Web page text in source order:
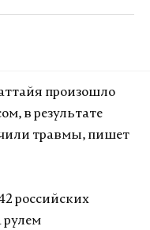
произошло
в результате
травмы, пишет
российских
рулем